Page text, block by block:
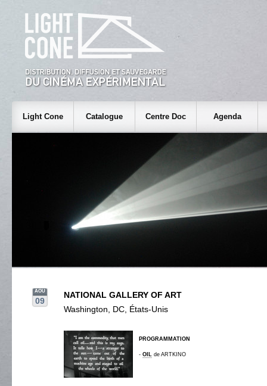
Light Cone Catalogue Centre Doc Agenda
AOU
09
NATIONAL GALLERY OF ART
Washington, DC, États-Unis
PROGRAMMATION
- OIL de ARTKINO